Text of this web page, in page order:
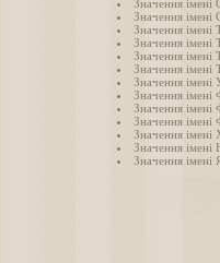
Значення імені
Значення імені
Значення імені
Значення імені
Значення імені
Значення імені
Значення імені
Значення імені
Значення імені
Значення імені
Значення імені
Значення імені
Значення імені